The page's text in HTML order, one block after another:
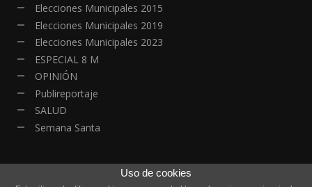
Elecciones Municipales 2015
Elecciones Municipales 2019
Elecciones Municipales 2023
ESPECIAL 8 M
OPINIÓN
Publireportaje
SALUD
Semana Santa
Uso de cookies